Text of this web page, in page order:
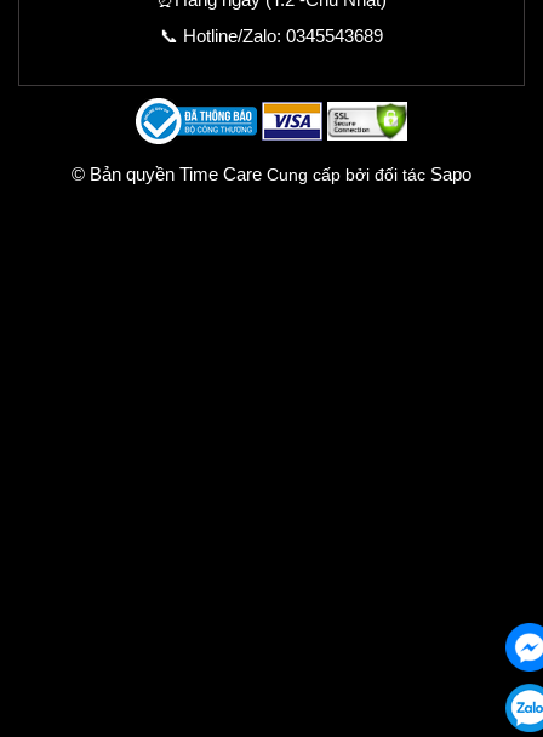
📞 Hotline/Zalo: 0345543689
© Bản quyền Time Care Cung cấp bởi đối tác Sapo